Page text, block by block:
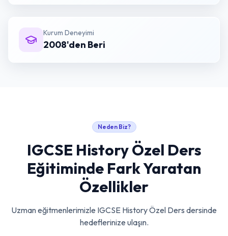
Kurum Deneyimi
2008'den Beri
Neden Biz?
IGCSE History Özel Ders
Eğitiminde Fark Yaratan
Özellikler
Uzman eğitmenlerimizle IGCSE History Özel Ders dersinde
hedeflerinize ulaşın.